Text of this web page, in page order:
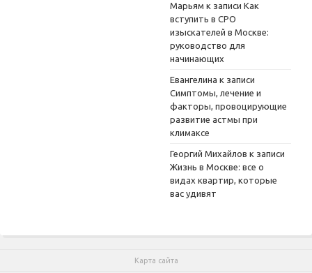
Марьям к записи Как
вступить в СРО
изыскателей в Москве:
руководство для
начинающих
Евангелина к записи
Симптомы, лечение и
факторы, провоцирующие
развитие астмы при
климаксе
Георгий Михайлов к записи
Жизнь в Москве: все о
видах квартир, которые
вас удивят
Карта сайта